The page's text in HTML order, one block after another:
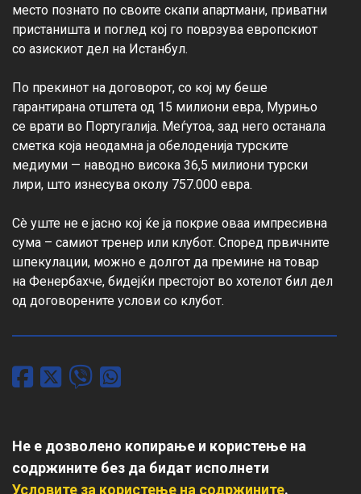
место познато по своите скапи апартмани, приватни
пристаништа и поглед кој го поврзува европскиот
со азискиот дел на Истанбул.
По прекинот на договорот, со кој му беше
гарантирана отштета од 15 милиони евра, Мурињо
се врати во Португалија. Меѓутоа, зад него останала
сметка која неодамна ја обелоденија турските
медиуми — наводно висока 36,5 милиони турски
лири, што изнесува околу 757.000 евра.
Сè уште не е јасно кој ќе ја покрие оваа импресивна
сума – самиот тренер или клубот. Според првичните
шпекулации, можно е долгот да премине на товар
на Фенербахче, бидејќи престојот во хотелот бил дел
од договорените услови со клубот.
Не е дозволено копирање и користење на
содржините без да бидат исполнети
Условите за користење на содржините.